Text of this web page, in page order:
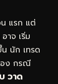
แรก แต่
าจ เริ่ม
นัก เทรด
อง กรณี
วาด